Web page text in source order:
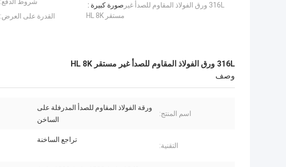
صورة كبيرة : 316L ورق الفولاذ المقاوم للصدأ غير
مستقر HL 8K
شروط الدفع:
القدرة على العرض:
316L ورق الفولاذ المقاوم للصدأ غير مستقر HL 8K
وصف
اسم المنتج:
ورقة الفولاذ المقاوم للصدأ المدرفلة على
الساخن
التقنية:
تراجع الساخنة